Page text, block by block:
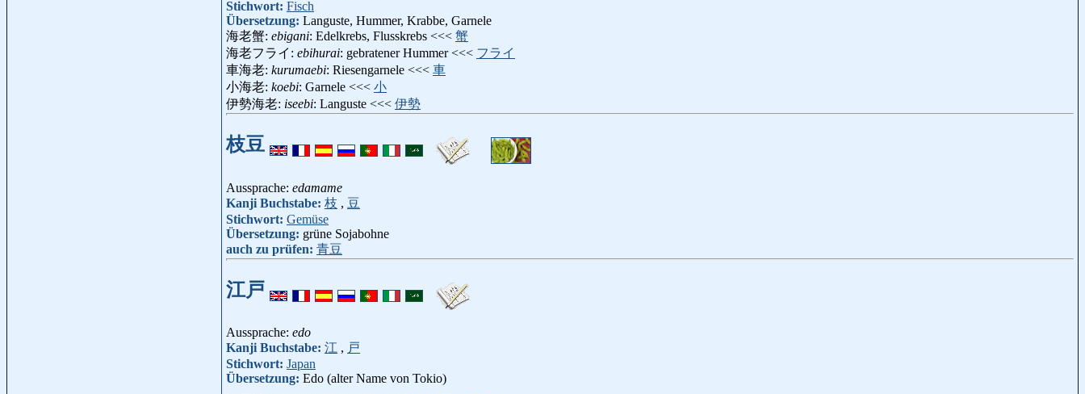
Stichwort: Fisch
Übersetzung: Languste, Hummer, Krabbe, Garnele
海老蟹: ebigani: Edelkrebs, Flusskrebs <<< 蟹
海老フライ: ebihurai: gebratener Hummer <<< フライ
車海老: kurumaebi: Riesengarnele <<< 車
小海老: koebi: Garnele <<< 小
伊勢海老: iseebi: Languste <<< 伊勢
枝豆
Aussprache: edamame
Kanji Buchstabe: 枝 , 豆
Stichwort: Gemüse
Übersetzung: grüne Sojabohne
auch zu prüfen: 青豆
江戸
Aussprache: edo
Kanji Buchstabe: 江 , 戸
Stichwort: Japan
Übersetzung: Edo (alter Name von Tokio)